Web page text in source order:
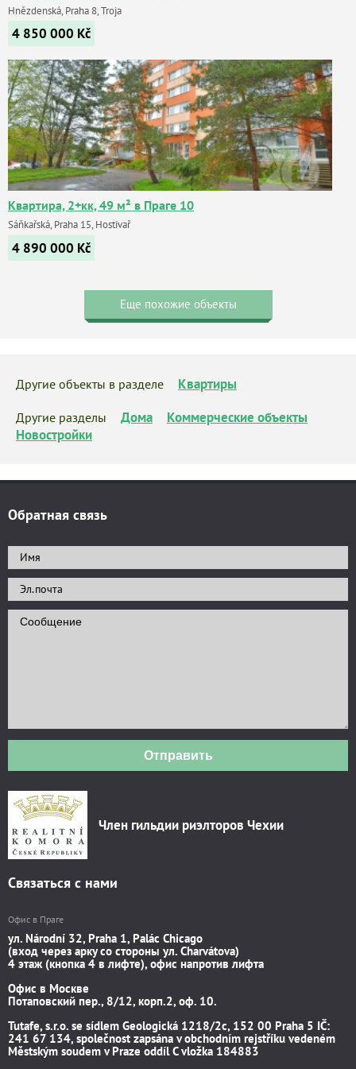
Hnězdenská, Praha 8, Troja
4 850 000 Kč
Квартира, 2+кк, 49 м² в Праге 10
Sáňkařská, Praha 15, Hostivař
4 890 000 Kč
Еще похожие объекты
Другие объекты в разделе Квартиры
Другие разделы Дома
Коммерческие объекты
Новостройки
Обратная связь
Отправить
Член гильдии риэлторов Чехии
Связаться с нами
Офис в Праге
ул. Národní 32, Praha 1, Palác Chicago
(вход через арку со стороны ул. Charvátova)
4 этаж (кнопка 4 в лифте), офис напротив лифта
Офис в Москве
Потаповский пер., 8/12, корп.2, оф. 10.
Tutafe, s.r.o. se sídlem Geologická 1218/2c, 152 00 Praha 5 IČ:
241 67 134, společnost zapsána v obchodním rejstříku vedeném
Městským soudem v Praze oddíl C vložka 184883